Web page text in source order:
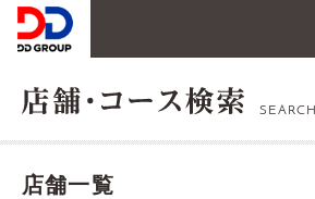
SEARCH
店舗一覧